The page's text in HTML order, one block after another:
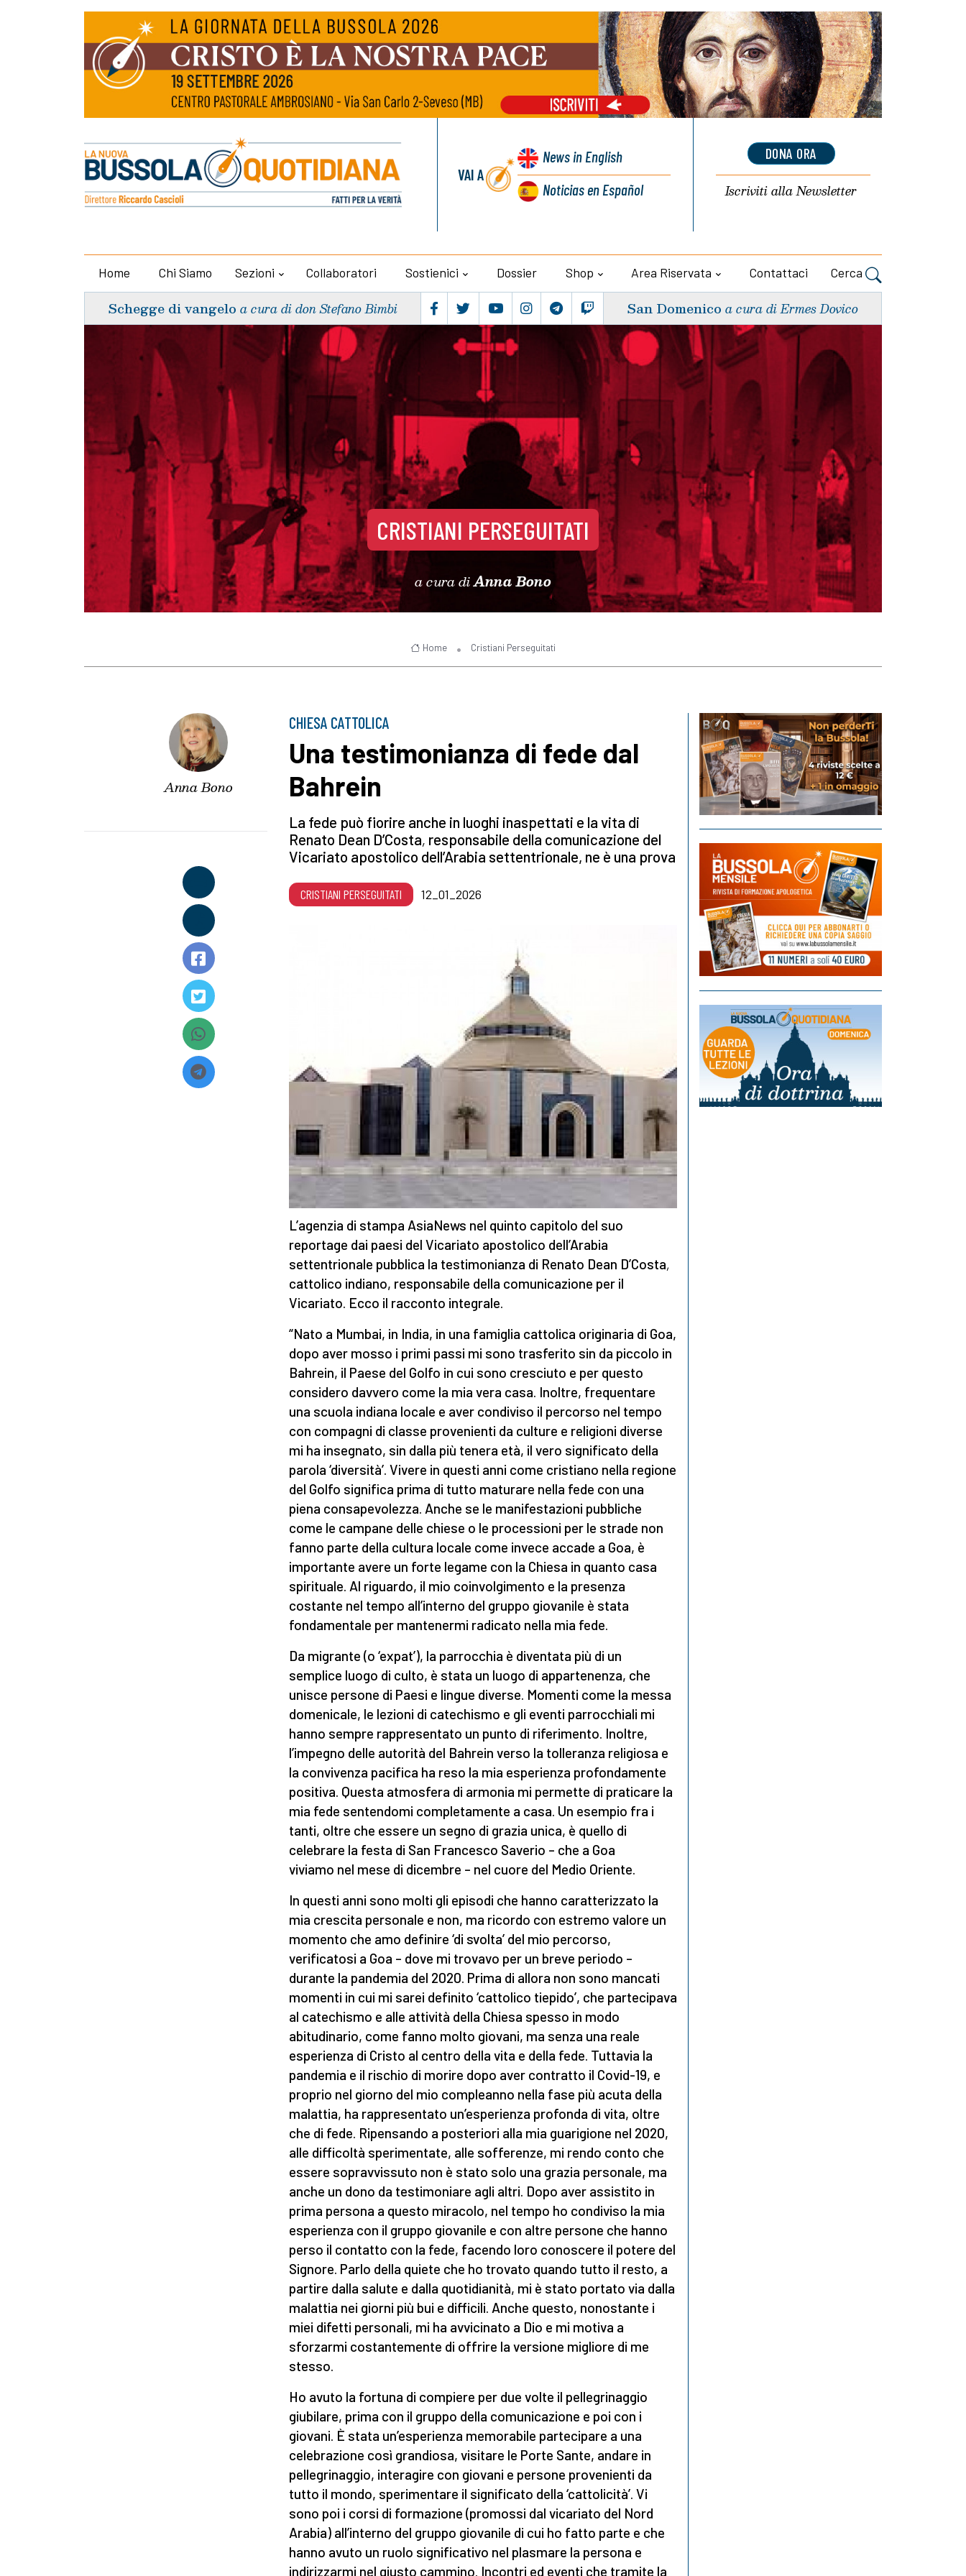
VAI A
Newsin English
Noticiasen Español
DONA ORA
Iscriviti allaNewsletter
Home Chi Siamo Sezioni Collaboratori Sostienici Dossier Shop Area Riservata Contattaci Cerca
Schegge di vangelo a cura di don Stefano Bimbi San Domenico a cura di Ermes Dovico
CRISTIANI PERSEGUITATI
a cura diAnna Bono
Home Cristiani Perseguitati
Anna Bono
CHIESA CATTOLICA
Una testimonianza di fede dal
Bahrein
La fede può fiorire anche in luoghi inaspettati e la vita di
Renato Dean D’Costa, responsabile della comunicazione del
Vicariato apostolico dell’Arabia settentrionale, ne è una prova
CRISTIANI PERSEGUITATI 12_01_2026
L’agenzia di stampa AsiaNews nel quinto capitolo del suo
reportage dai paesi del Vicariato apostolico dell’Arabia
settentrionale pubblica la testimonianza di Renato Dean D’Costa,
cattolico indiano, responsabile della comunicazione per il
Vicariato. Ecco il racconto integrale.
“Nato a Mumbai, in India, in una famiglia cattolica originaria di Goa,
dopo aver mosso i primi passi mi sono trasferito sin da piccolo in
Bahrein, il Paese del Golfo in cui sono cresciuto e per questo
considero davvero come la mia vera casa. Inoltre, frequentare
una scuola indiana locale e aver condiviso il percorso nel tempo
con compagni di classe provenienti da culture e religioni diverse
mi ha insegnato, sin dalla più tenera età, il vero significato della
parola ‘diversità’. Vivere in questi anni come cristiano nella regione
del Golfo significa prima di tutto maturare nella fede con una
piena consapevolezza. Anche se le manifestazioni pubbliche
come le campane delle chiese o le processioni per le strade non
fanno parte della cultura locale come invece accade a Goa, è
importante avere un forte legame con la Chiesa in quanto casa
spirituale. Al riguardo, il mio coinvolgimento e la presenza
costante nel tempo all’interno del gruppo giovanile è stata
fondamentale per mantenermi radicato nella mia fede.
Da migrante (o ‘expat’), la parrocchia è diventata più di un
semplice luogo di culto, è stata un luogo di appartenenza, che
unisce persone di Paesi e lingue diverse. Momenti come la messa
domenicale, le lezioni di catechismo e gli eventi parrocchiali mi
hanno sempre rappresentato un punto di riferimento. Inoltre,
l’impegno delle autorità del Bahrein verso la tolleranza religiosa e
la convivenza pacifica ha reso la mia esperienza profondamente
positiva. Questa atmosfera di armonia mi permette di praticare la
mia fede sentendomi completamente a casa. Un esempio fra i
tanti, oltre che essere un segno di grazia unica, è quello di
celebrare la festa di San Francesco Saverio – che a Goa
viviamo nel mese di dicembre – nel cuore del Medio Oriente.
In questi anni sono molti gli episodi che hanno caratterizzato la
mia crescita personale e non, ma ricordo con estremo valore un
momento che amo definire ‘di svolta’ del mio percorso,
verificatosi a Goa – dove mi trovavo per un breve periodo –
durante la pandemia del 2020. Prima di allora non sono mancati
momenti in cui mi sarei definito ‘cattolico tiepido’, che partecipava
al catechismo e alle attività della Chiesa spesso in modo
abitudinario, come fanno molto giovani, ma senza una reale
esperienza di Cristo al centro della vita e della fede. Tuttavia la
pandemia e il rischio di morire dopo aver contratto il Covid-19, e
proprio nel giorno del mio compleanno nella fase più acuta della
malattia, ha rappresentato un’esperienza profonda di vita, oltre
che di fede. Ripensando a posteriori alla mia guarigione nel 2020,
alle difficoltà sperimentate, alle sofferenze, mi rendo conto che
essere sopravvissuto non è stato solo una grazia personale, ma
anche un dono da testimoniare agli altri. Dopo aver assistito in
prima persona a questo miracolo, nel tempo ho condiviso la mia
esperienza con il gruppo giovanile e con altre persone che hanno
perso il contatto con la fede, facendo loro conoscere il potere del
Signore. Parlo della quiete che ho trovato quando tutto il resto, a
partire dalla salute e dalla quotidianità, mi è stato portato via dalla
malattia nei giorni più bui e difficili. Anche questo, nonostante i
miei difetti personali, mi ha avvicinato a Dio e mi motiva a
sforzarmi costantemente di offrire la versione migliore di me
stesso.
Ho avuto la fortuna di compiere per due volte il pellegrinaggio
giubilare, prima con il gruppo della comunicazione e poi con i
giovani. È stata un’esperienza memorabile partecipare a una
celebrazione così grandiosa, visitare le Porte Sante, andare in
pellegrinaggio, interagire con giovani e persone provenienti da
tutto il mondo, sperimentare il significato della ‘cattolicità’. Vi
sono poi i corsi di formazione (promossi dal vicariato del Nord
Arabia) all’interno del gruppo giovanile di cui ho fatto parte e che
hanno avuto un ruolo significativo nel plasmare la persona e
indirizzarmi nel giusto cammino. Incontri ed eventi che tramite la